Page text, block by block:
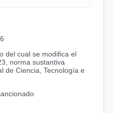
del cual se modifica el
norma sustantiva
de Ciencia, Tecnología e